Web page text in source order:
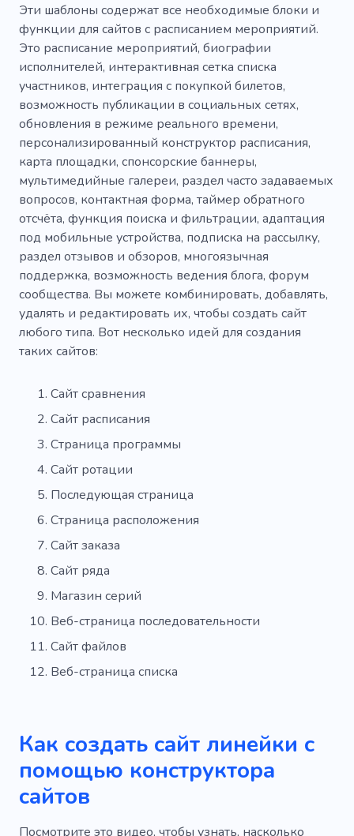
Эти шаблоны содержат все необходимые блоки и
функции для сайтов с расписанием мероприятий.
Это расписание мероприятий, биографии
исполнителей, интерактивная сетка списка
участников, интеграция с покупкой билетов,
возможность публикации в социальных сетях,
обновления в режиме реального времени,
персонализированный конструктор расписания,
карта площадки, спонсорские баннеры,
мультимедийные галереи, раздел часто задаваемых
вопросов, контактная форма, таймер обратного
отсчёта, функция поиска и фильтрации, адаптация
под мобильные устройства, подписка на рассылку,
раздел отзывов и обзоров, многоязычная
поддержка, возможность ведения блога, форум
сообщества. Вы можете комбинировать, добавлять,
удалять и редактировать их, чтобы создать сайт
любого типа. Вот несколько идей для создания
таких сайтов:
Сайт сравнения
Сайт расписания
Страница программы
Сайт ротации
Последующая страница
Страница расположения
Сайт заказа
Сайт ряда
Магазин серий
Веб-страница последовательности
Сайт файлов
Веб-страница списка
Как создать сайт линейки с
помощью конструктора
сайтов
Посмотрите это видео, чтобы узнать, насколько